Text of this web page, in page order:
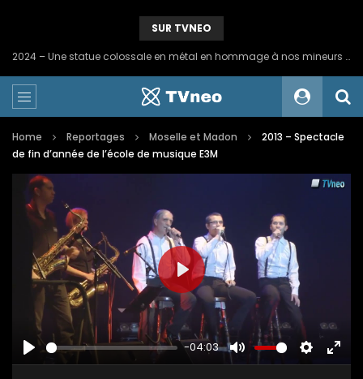
SUR TVNEO
2024 – Une statue colossale en métal en hommage à nos mineurs de fer
Home Reportages Moselle et Madon
2013 – Spectacle
de fin d’année de l’école de musique E3M
PLAY
-04:03
MUTE SETTINGS
PLAY